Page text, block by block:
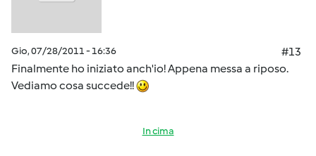
Gio, 07/28/2011 - 16:36
#13
Finalmente ho iniziato anch'io! Appena messa a riposo.
Vediamo cosa succede!!
In cima